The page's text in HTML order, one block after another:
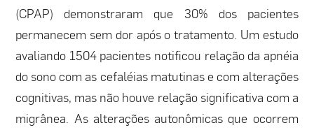
(CPAP) demonstraram que 30% dos pacientes
permanecem sem dor após o tratamento. Um estudo
avaliando 1504 pacientes notificou relação da apnéia
do sono com as cefaléias matutinas e com alterações
cognitivas, mas não houve relação significativa com a
migrânea. As alterações autonômicas que ocorrem